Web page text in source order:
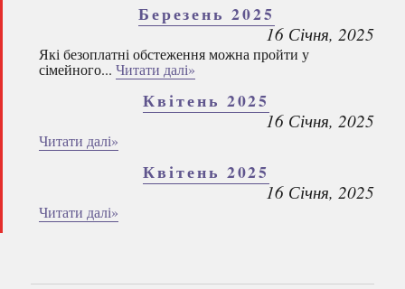
Березень 2025
16 Січня, 2025
Які безоплатні обстеження можна пройти у
сімейного... Читати далі»
Квітень 2025
16 Січня, 2025
Читати далі»
Квітень 2025
16 Січня, 2025
Читати далі»